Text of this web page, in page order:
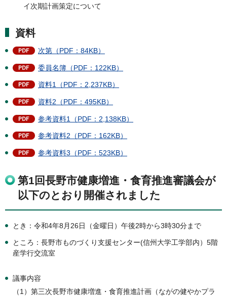
イ次期計画策定について
資料
次第（PDF：84KB）
委員名簿（PDF：122KB）
資料1（PDF：2,237KB）
資料2（PDF：495KB）
参考資料1（PDF：2,138KB）
参考資料2（PDF：162KB）
参考資料3（PDF：523KB）
第1回長野市健康増進・食育推進審議会が
以下のとおり開催されました
とき：令和4年8月26日（金曜日）午後2時から3時30分まで
ところ：長野市ものづくり支援センター(信州大学工学部内）5階
産学行交流室
議事内容
（1）第三次長野市健康増進・食育推進計画（ながの健やかプラ